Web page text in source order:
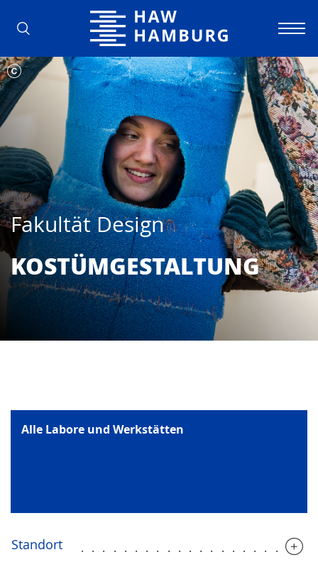
Hochschule für Angewandte
Fakultät Design
KOSTÜMGESTALTUNG
Alle Labore und Werkstätten
Standort